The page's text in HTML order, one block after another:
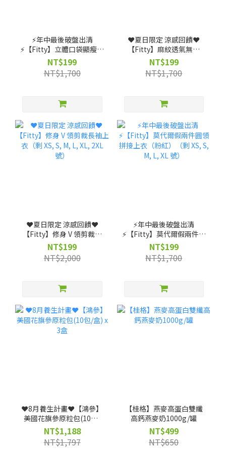
⚡️年中最後破盤出清
⚡️【Fitty】立體口袋顯瘦褲
裙款（剩 XS, S, M, L 號）
NT$199
NT$1,700
❤️夏日限定 涼感回饋❤️
【Fitty】麻紋透氣無縫
Polo 衫（剩 XS, S, M, L
號）
NT$199
NT$1,700
❤️夏日限定 涼感回饋❤️
【Fitty】修身 V 領剪裁長
袖上衣（剩 XS, S, M, L, XL,
2XL 號）
NT$199
NT$2,000
⚡️年中最後破盤出清
⚡️【Fitty】莫代爾假兩件圓
領拼接上衣（粉紅）（剩
XS, S, M, L, XL 號）
NT$199
NT$1,700
❤️8月養生計畫❤️【鴻參】
美國花旗參原粒包(10包/
盒) x 3盒
NT$1,188
NT$1,797
【桂格】燕麥高蛋白雙纖
高鈣燕麥奶1000g/罐
NT$499
NT$650